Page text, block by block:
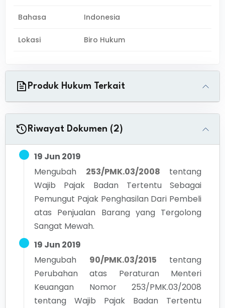
Bahasa Indonesia
Lokasi Biro Hukum
Produk Hukum Terkait
Riwayat Dokumen (2)
19 Jun 2019
Mengubah
253/PMK.03/2008
tentang
Wajib Pajak Badan Tertentu Sebagai
Pemungut Pajak Penghasilan Dari Pembeli
atas Penjualan Barang yang Tergolong
Sangat Mewah.
19 Jun 2019
Mengubah
90/PMK.03/2015
tentang
Perubahan atas Peraturan Menteri
Keuangan Nomor 253/PMK.03/2008
tentang Wajib Pajak Badan Tertentu